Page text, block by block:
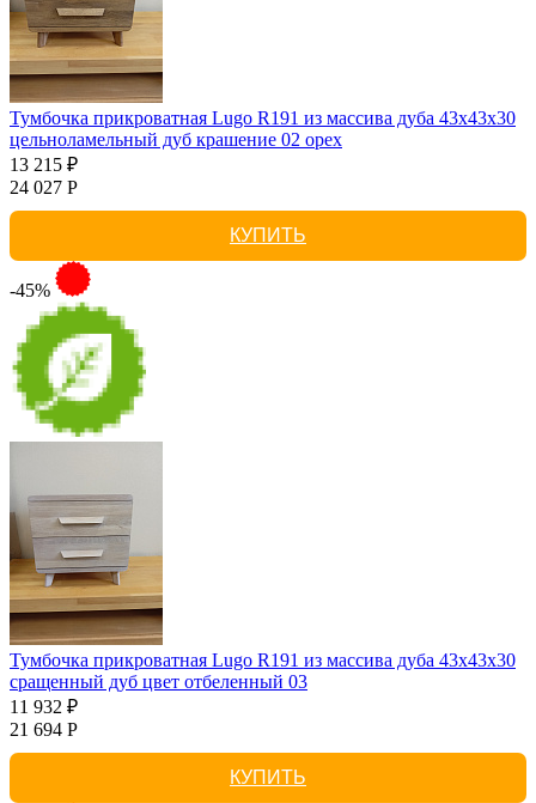
Тумбочка прикроватная Lugo R191 из массива дуба 43х43х30
цельноламельный дуб крашение 02 орех
13 215 ₽
24 027 Р
КУПИТЬ
-45%
Тумбочка прикроватная Lugo R191 из массива дуба 43х43х30
сращенный дуб цвет отбеленный 03
11 932 ₽
21 694 Р
КУПИТЬ